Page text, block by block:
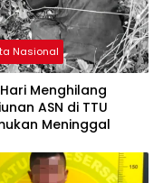
Nasional
Menghilang
ASN di TTU
Meninggal